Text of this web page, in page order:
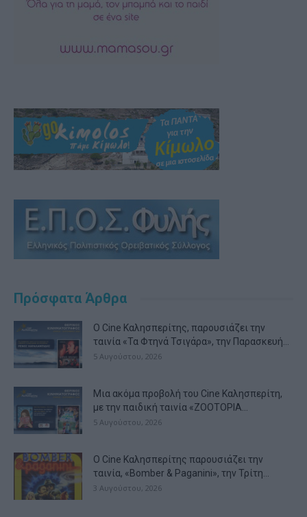
Πρόσφατα Άρθρα
Ο Cine Καλησπερίτης, παρουσιάζει την
ταινία «Τα Φτηνά Τσιγάρα», την Παρασκευή...
5 Αυγούστου, 2026
Μια ακόμα προβολή του Cine Καλησπερίτη,
με την παιδική ταινία «ZOOTOPIA...
5 Αυγούστου, 2026
Ο Cine Καλησπερίτης παρουσιάζει την
ταινία, «Bomber & Paganini», την Τρίτη...
3 Αυγούστου, 2026